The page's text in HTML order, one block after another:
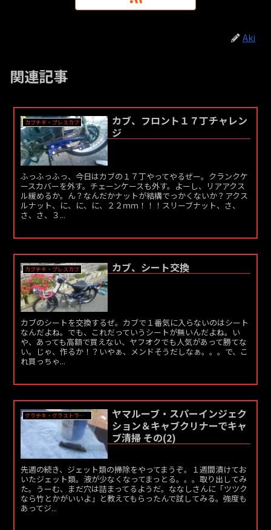
Aki
関連記事
カブチキ・プレスカブ
カブ、フロント１７丁チャレン
ジ
ふっふっふっ、今日はカブの１７丁やってやるぜー。クランクケ
ースカバーを外す。チェーンケースも外す。よーし、リアアクス
ル緩めるか。ん？なんだかナットが結構でっかくないか？アクス
ルナット、に、に、に、２２ｍｍ！！！スリーブナット、さ、
さ、さ、３...
カブチキ・プレスカブ カブ、シート交換
カブのシートを交換するぜ。カブで１番気に入らないのはシート
なんだよね。でも、これだっていうシートが無いんだよね。い
や、あっても高額で買えない、ヤフオクでも人気があって勝てな
い。じゃ、作るか！？いやぁ、メンドそうだしなぁ。。。で、こ
れ買っちゃ...
グラチキ・グラストラッカー
ヤマルーブ・スパーインジェク
ション＆キャブクリナーでキャ
ブ清掃 その(2)
先週の続き、ジェット類の掃除をやってまうぞ。１週間漬けてお
いたジェット類。液が少なくなってまっとる。。。取り出してみ
た。うーむ、まだ穴は詰まってるようだ。ななしさんに「ツツク
なら竹とかがいいよ」と教えてもらったんで試してみる。強度も
あってジ...